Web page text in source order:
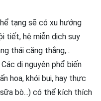
tạng sẽ có xu hướng
tiết, hệ miễn dịch suy
thái căng thẳng,...
Các dị nguyên phổ biến
hoa, khói bụi, hay thực
bò...) có thể kích thích